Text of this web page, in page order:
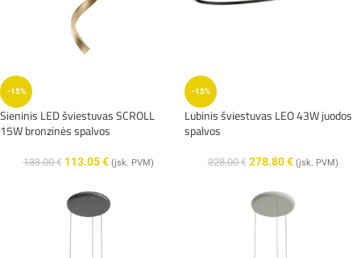
-15%
Sieninis LED šviestuvas SCROLL
15W bronzinės spalvos
133.00€ 113.05€ (įsk. PVM)
-15%
Lubinis šviestuvas LEO 43W juodos
spalvos
328.00€ 278.80€ (įsk. PVM)